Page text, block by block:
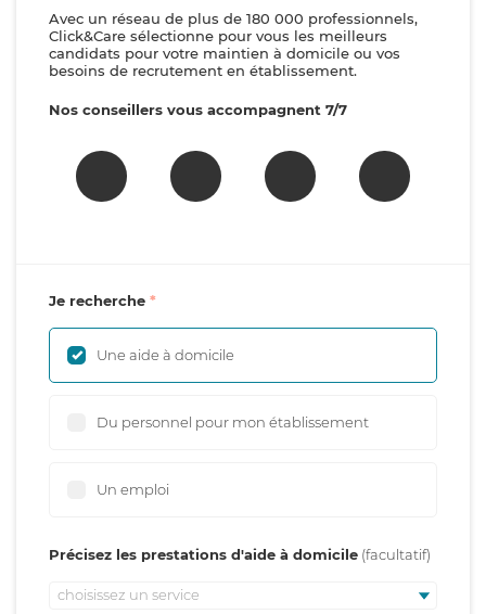
Avec un réseau de plus de 180 000 professionnels,
Click&Care sélectionne pour vous les meilleurs
candidats pour votre maintien à domicile ou vos
besoins de recrutement en établissement.
Nos conseillers vous accompagnent 7/7
Je recherche
Une aide à domicile
Du personnel pour mon établissement
Un emploi
Précisez les prestations d'aide à domicile
choisissez un service